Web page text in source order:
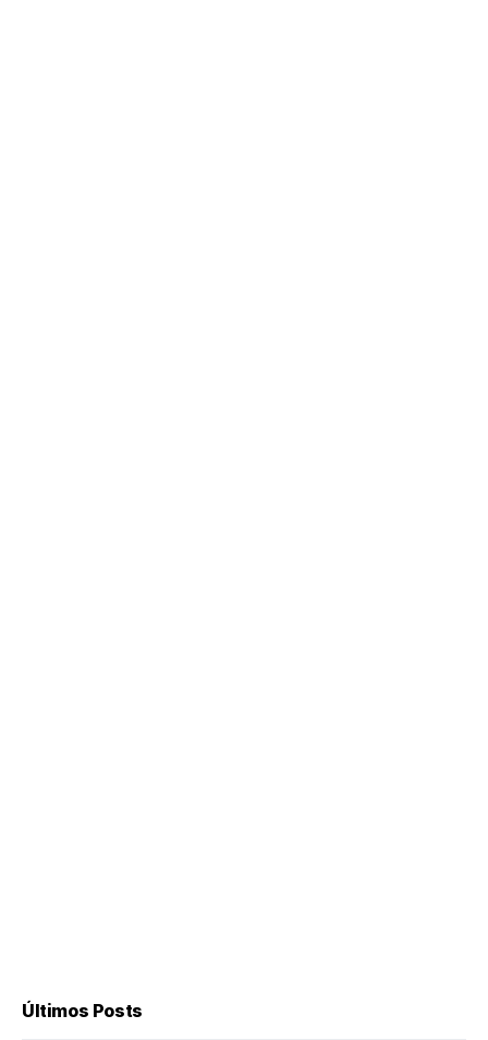
Últimos Posts